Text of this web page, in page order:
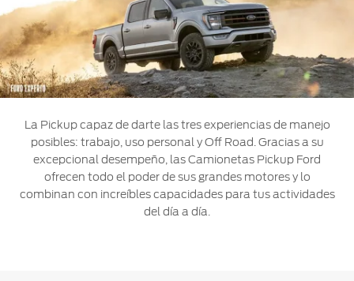
Manéjalos
Promociones
Ford
Garage
Catálogos
Servicio
Extensión
Garantía
D-
Tect
Colisión y
Partes
Mi
Ford
Cita de
Promociones
de Servicio
Conectividad
Confort
Desempeño
Seguridad
Trabajo
Sesión
Registrarse
Contraseña
La Pickup capaz de darte las tres experiencias de manejo
posibles: trabajo, uso personal y Off Road. Gracias a su
excepcional desempeño, las Camionetas Pickup Ford
ofrecen todo el poder de sus grandes motores y lo
combinan con increíbles capacidades para tus actividades
del día a día.